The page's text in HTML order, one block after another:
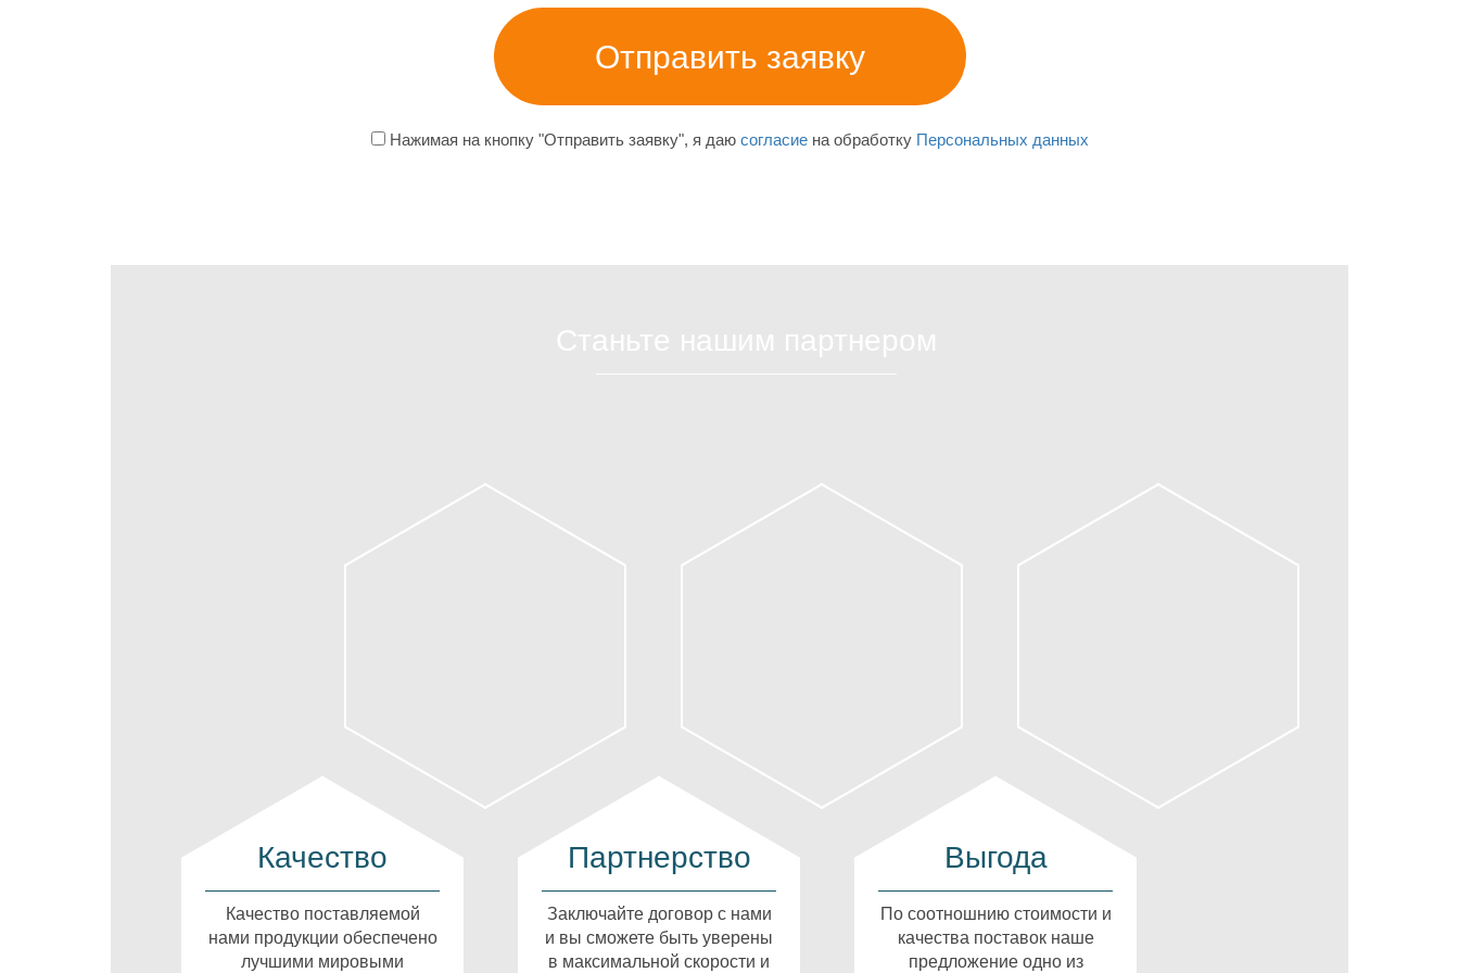
Нажимая на кнопку "Отправить заявку", я даю согласиена обработку Персональных данных
Качество
Качество поставляемой
нами продукции обеспечено
лучшими мировыми
Партнерство
Заключайте договор с нами
и вы сможете быть уверены
в максимальной скорости и
Выгода
По соотношнию стоимости и
качества поставок наше
предложение одно из